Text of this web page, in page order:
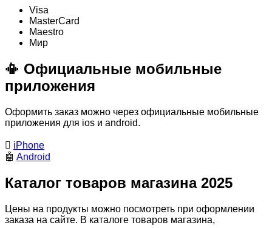
Visa
MasterСard
Maestro
Мир
📳 Официальные мобильные
приложения
Оформить заказ можно через официальные мобильные
приложения для ios и android.
 iPhone
🤖 Android
Каталог товаров магазина 2025
Цены на продукты можно посмотреть при оформлении
заказа на сайте. В каталоге товаров магазина,